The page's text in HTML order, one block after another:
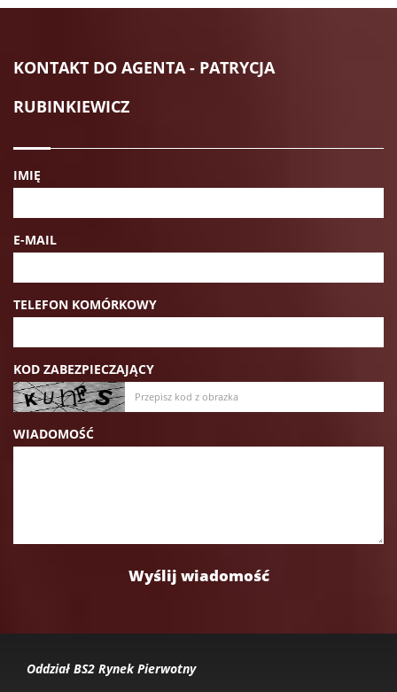
KONTAKT DO AGENTA - PATRYCJA
RUBINKIEWICZ
IMIĘ
E-MAIL
TELEFON KOMÓRKOWY
KOD ZABEZPIECZAJĄCY
WIADOMOŚĆ
Oddział BS2 Rynek Pierwotny